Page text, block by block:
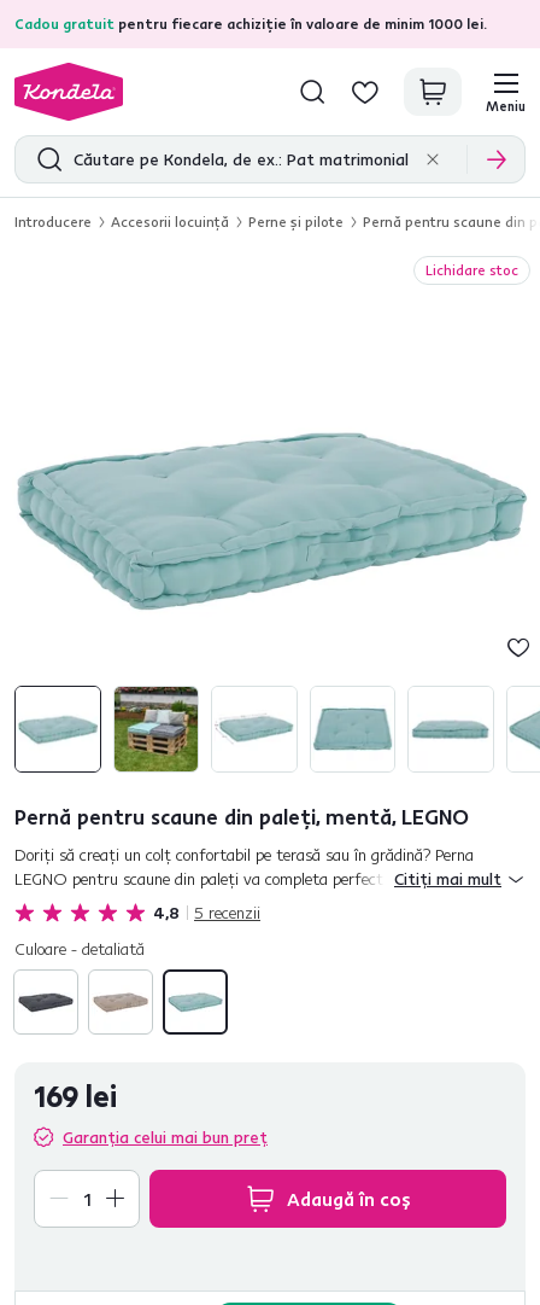
Cadou gratuit pentru fiecare achiziție în valoare de minim 1000 lei.
4,7 31.211 recenzii de produs verificate
Meniu
Introducere Accesorii locuinţă Perne şi pilote Pernă pentru scaune din
Lichidare stoc
Pernă pentru scaune din paleţi, mentă, LEGNO
4,8 5 recenzii
Doriţi să creaţi un colţ confortabil pe terasă sau în grădină? Perna
LEGNO pentru scaune din paleţi va completa perfect mobilierul
dumneavoastră modern de grădină şi va avea grijă de confortul dumn...
Citiți mai mult
Culoare - detaliată
169 lei
Garanția celui mai bun preț
Adaugă în coș